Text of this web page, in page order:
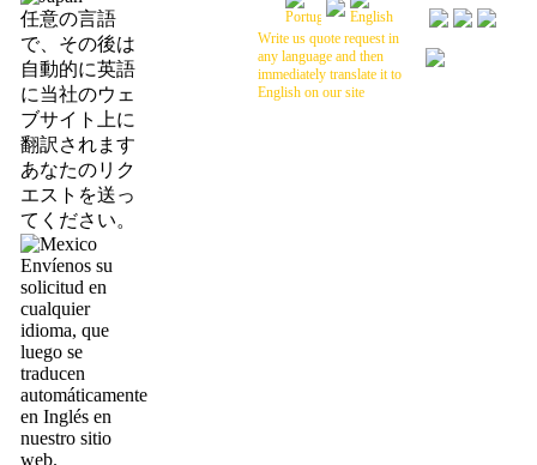
任意の言語
で、その後は
自動的に英語
に当社のウェ
ブサイト上に
翻訳されます
あなたのリク
エストを送っ
てください。
Envíenos su
solicitud en
cualquier
idioma, que
luego se
traducen
automáticamente
en Inglés en
nuestro sitio
web.
Write us quote request in
any language and then
immediately translate it to
English on our site